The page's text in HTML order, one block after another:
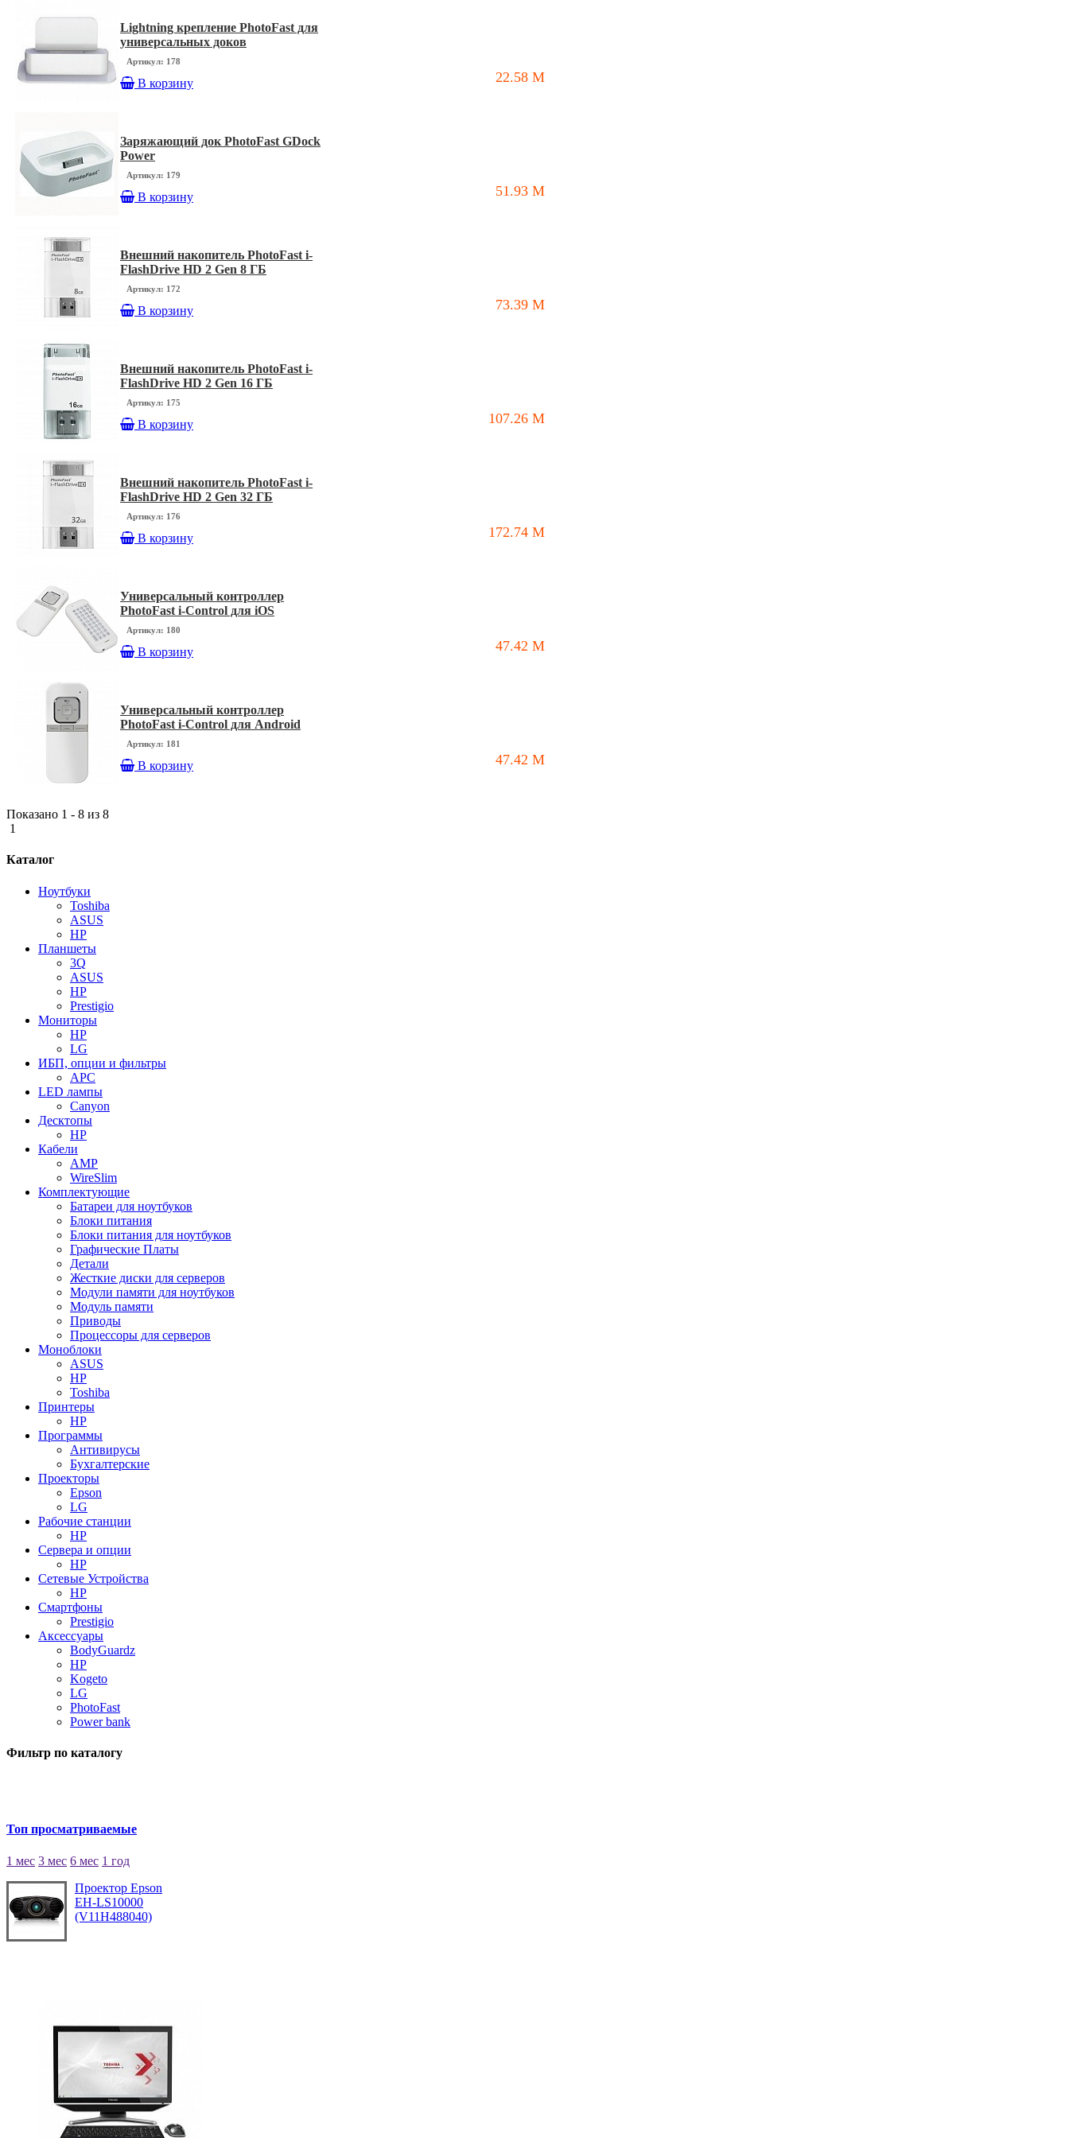
Lightning крепление PhotoFast для
универсальных доков
Артикул: 178
В корзину 22.58 M
Заряжающий док PhotoFast GDock
Power
Артикул: 179
В корзину 51.93 M
Внешний накопитель PhotoFast i-
FlashDrive HD 2 Gen 8 ГБ
Артикул: 172
В корзину 73.39 M
Внешний накопитель PhotoFast i-
FlashDrive HD 2 Gen 16 ГБ
Артикул: 175
В корзину 107.26 M
Внешний накопитель PhotoFast i-
FlashDrive HD 2 Gen 32 ГБ
Артикул: 176
В корзину 172.74 M
Универсальный контроллер
PhotoFast i-Control для iOS
Артикул: 180
В корзину 47.42 M
Универсальный контроллер
PhotoFast i-Control для Android
Артикул: 181
В корзину 47.42 M
Показано 1 - 8 из 8
1
Каталог
Ноутбуки
Toshiba
ASUS
HP
Планшеты
3Q
ASUS
HP
Prestigio
Мониторы
HP
LG
ИБП, опции и фильтры
APC
LED лампы
Canyon
Десктопы
HP
Кабели
AMP
WireSlim
Комплектующие
Батареи для ноутбуков
Блоки питания
Блоки питания для ноутбуков
Графические Платы
Детали
Жесткие диски для серверов
Модули памяти для ноутбуков
Модуль памяти
Приводы
Процессоры для серверов
Моноблоки
ASUS
HP
Toshiba
Принтеры
HP
Программы
Антивирусы
Бухгалтерские
Проекторы
Epson
LG
Рабочие станции
HP
Сервера и опции
HP
Сетевые Устройства
HP
Смартфоны
Prestigio
Аксессуары
BodyGuardz
HP
Kogeto
LG
PhotoFast
Power bank
Фильтр по каталогу
Топ просматриваемые
1 мес 3 мес 6 мес 1 год
Проектор Epson
EH-LS10000
(V11H488040)